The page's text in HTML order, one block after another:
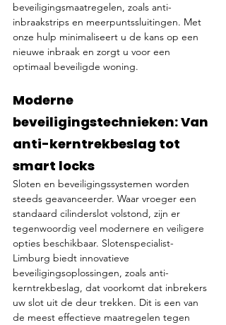
beveiligingsmaatregelen, zoals anti-
inbraakstrips en meerpuntssluitingen. Met
onze hulp minimaliseert u de kans op een
nieuwe inbraak en zorgt u voor een
optimaal beveiligde woning.
Moderne
beveiligingstechnieken: Van
anti-kerntrekbeslag tot
smart locks
Sloten en beveiligingssystemen worden
steeds geavanceerder. Waar vroeger een
standaard cilinderslot volstond, zijn er
tegenwoordig veel modernere en veiligere
opties beschikbaar. Slotenspecialist-
Limburg biedt innovatieve
beveiligingsoplossingen, zoals anti-
kerntrekbeslag, dat voorkomt dat inbrekers
uw slot uit de deur trekken. Dit is een van
de meest effectieve maatregelen tegen